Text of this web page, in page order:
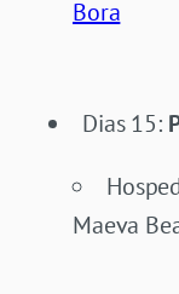
Bora
Dias 15:
Maeva